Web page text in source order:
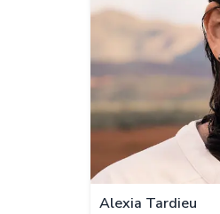
Alexia Tardieu